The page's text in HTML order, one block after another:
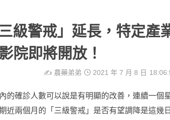
級警戒」延長，特定產
院即將開放！
✍️ 農藥弟弟 2021 年 7 月 8 日
的確診人數可以說是有明顯的改善，連續一個
近兩個月的「三級警戒」是否有望調降是這幾